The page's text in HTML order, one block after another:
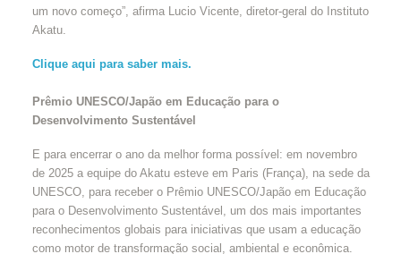
um novo começo”, afirma Lucio Vicente, diretor-geral do Instituto
Akatu.
Clique aqui para saber mais.
Prêmio UNESCO/Japão em Educação para o
Desenvolvimento Sustentável
E para encerrar o ano da melhor forma possível: em novembro
de 2025 a equipe do Akatu esteve em Paris (França), na sede da
UNESCO, para receber o Prêmio UNESCO/Japão em Educação
para o Desenvolvimento Sustentável, um dos mais importantes
reconhecimentos globais para iniciativas que usam a educação
como motor de transformação social, ambiental e econômica.